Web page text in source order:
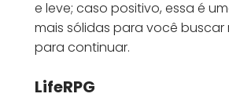
e leve; caso positivo, essa é
mais sólidas para você
para continuar.
LifeRPG